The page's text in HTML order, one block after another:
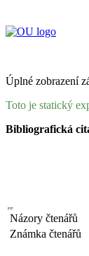
Úplné zobrazení
Toto je statický
Bibliografická
Názory čtenářů
Známka čtenářů